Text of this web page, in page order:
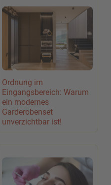
Ordnung im
Eingangsbereich: Warum
ein modernes
Garderobenset
unverzichtbar ist!